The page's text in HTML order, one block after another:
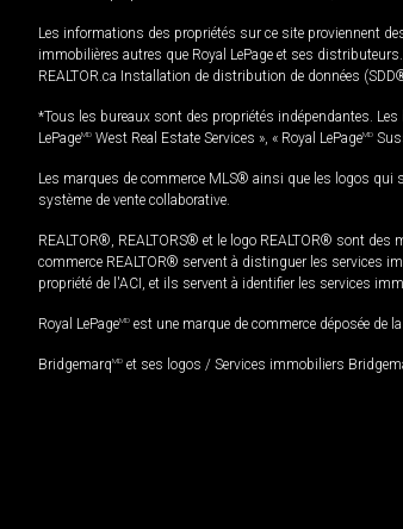
Les informations des propriétés sur ce site proviennent
immobilières autres que Royal LePage et ses
REALTOR.ca Installation de distribution de données
*Tous les bureaux sont des propriétés indépendantes.
LePageMD West Real Estate Services », « Royal LePageMD
Les marques de commerce MLS® ainsi que les logos qui
système de vente collaborative.
REALTOR®, REALTORS® et le logo REALTOR® sont
commerce REALTOR® servent à distinguer les services
propriété de l'ACI, et ils servent à identifier les services
Royal LePageMD est une marque de commerce déposée de
BridgemarqMD et ses logos / Services immobiliers